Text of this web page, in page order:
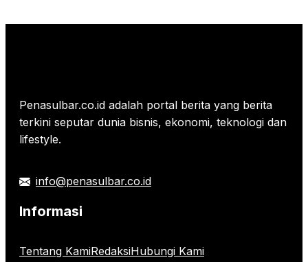
Penasulbar.co.id adalah portal berita yang berita
terkini seputar dunia bisnis, ekonomi, teknologi dan
lifestyle.
info@penasulbar.co.id
Informasi
Tentang KamiRedaksiHubungi Kami